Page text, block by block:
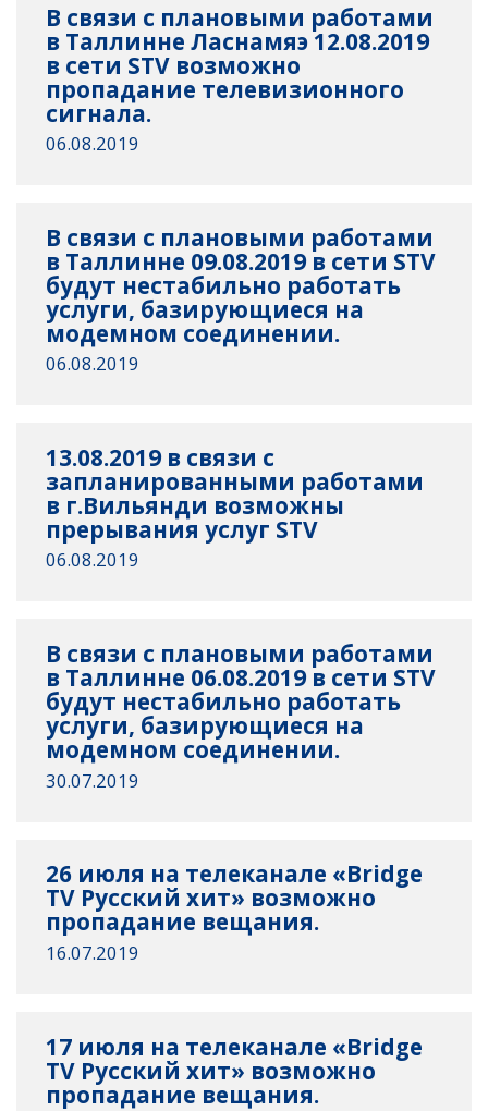
В связи с плановыми работами
в Таллинне Ласнамяэ 12.08.2019
в сети STV возможно
пропадание телевизионного
сигнала.
06.08.2019
В связи с плановыми работами
в Таллинне 09.08.2019 в сети STV
будут нестабильно работать
услуги, базирующиеся на
модемном соединении.
06.08.2019
13.08.2019 в связи с
запланированными работами
в г.Вильянди возможны
прерывания услуг STV
06.08.2019
В связи с плановыми работами
в Таллинне 06.08.2019 в сети STV
будут нестабильно работать
услуги, базирующиеся на
модемном соединении.
30.07.2019
26 июля на телеканале «Bridge
TV Русский хит» возможно
пропадание вещания.
16.07.2019
17 июля на телеканале «Bridge
TV Русский хит» возможно
пропадание вещания.